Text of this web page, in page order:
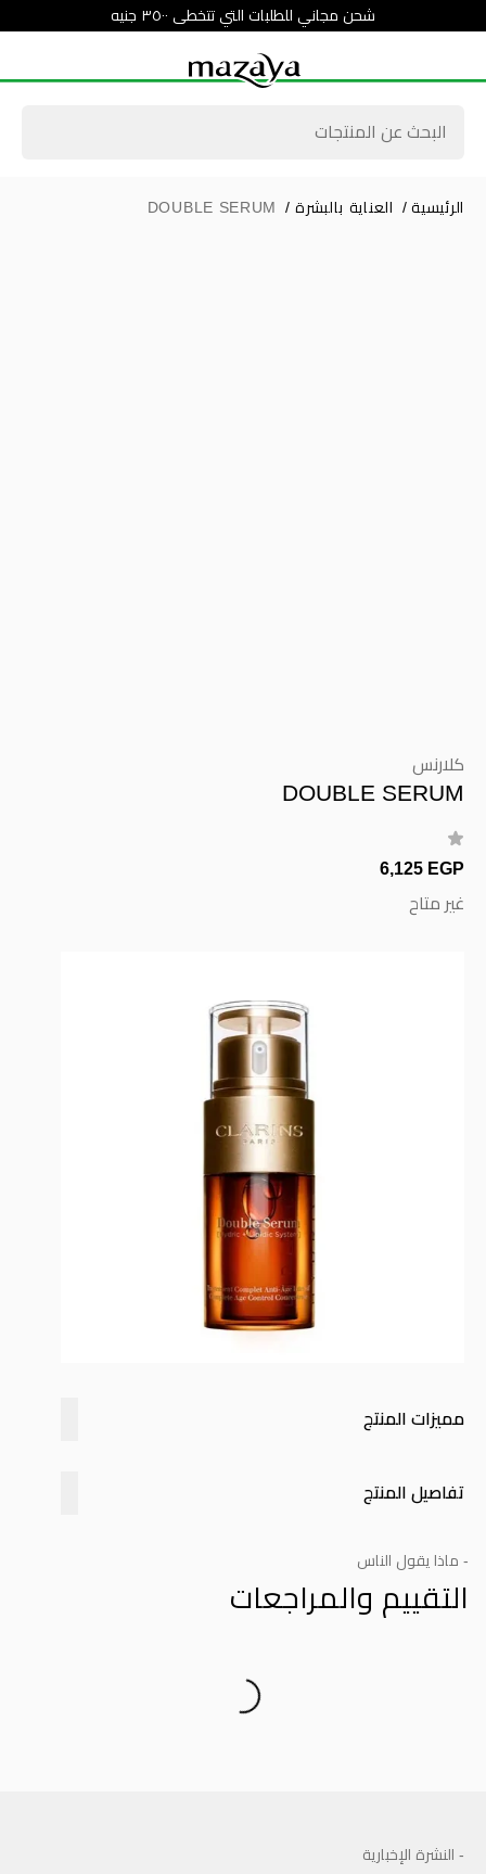
شحن مجاني للطلبات التي تتخطى ٣٥٠٠ جنيه
الرئيسية / العناية بالبشرة /
DOUBLE SERUM
كلارنس
DOUBLE SERUM
6,125 EGP
غير متاح
مميزات المنتج
تفاصيل المنتج
- ماذا يقول الناس
التقييم والمراجعات
- النشرة الإخبارية